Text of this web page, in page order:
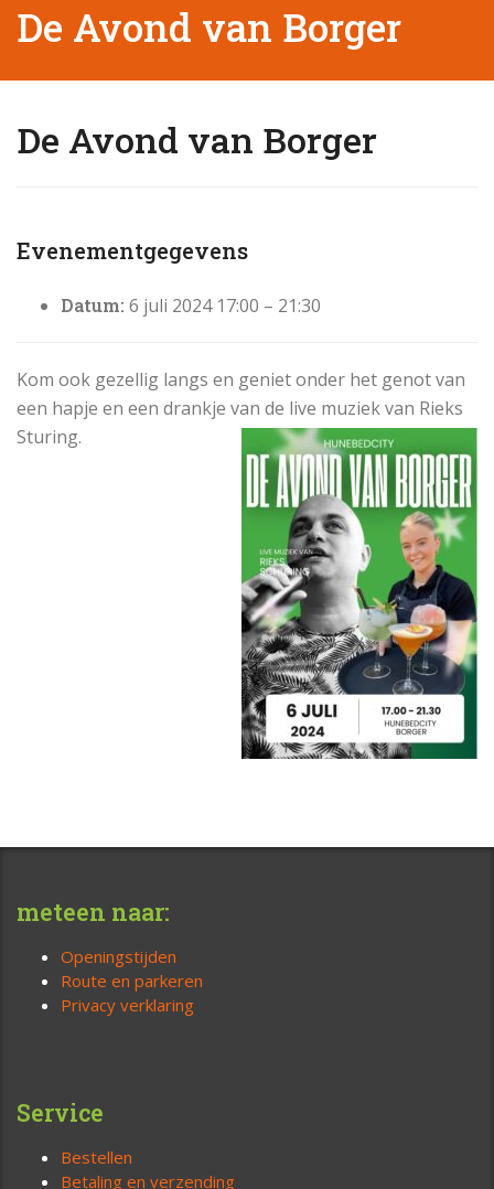
De Avond van Borger
De Avond van Borger
Evenementgegevens
Datum: 6 juli 2024 17:00 – 21:30
Kom ook gezellig langs en geniet onder het genot van
een hapje en een drankje van de live muziek van Rieks
Sturing.
meteen naar:
Openingstijden
Route en parkeren
Privacy verklaring
Service
Bestellen
Betaling en verzending